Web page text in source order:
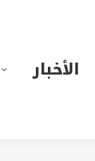
الأخبار